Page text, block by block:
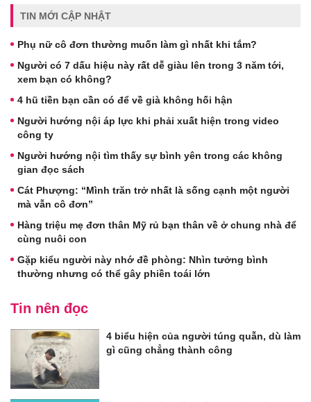
TIN MỚI CẬP NHẬT
Phụ nữ cô đơn thường muốn làm gì nhất khi tắm?
Người có 7 dấu hiệu này rất dễ giàu lên trong 3 năm tới,
xem bạn có không?
4 hũ tiền bạn cần có để về già không hối hận
Người hướng nội áp lực khi phải xuất hiện trong video
công ty
Người hướng nội tìm thấy sự bình yên trong các không
gian đọc sách
Cát Phượng: “Mình trăn trở nhất là sống cạnh một người
mà vẫn cô đơn”
Hàng triệu mẹ đơn thân Mỹ rủ bạn thân về ở chung nhà để
cùng nuôi con
Gặp kiểu người này nhớ đề phòng: Nhìn tưởng bình
thường nhưng có thể gây phiền toái lớn
Tin nên đọc
4 biểu hiện của người túng quẫn, dù làm
gì cũng chẳng thành công